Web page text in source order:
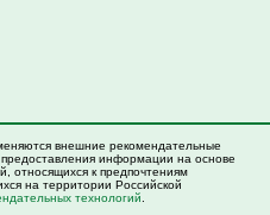
внешние рекомендательные
информации на основе
относящихся к предпочтениям
на территории Российской
технологий